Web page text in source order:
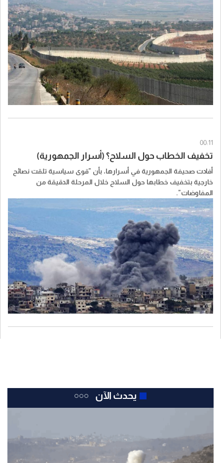
التفاوض".
00:11
تخفيف الخطاب حول السلاح؟ (أسرار الجمهورية)
أفادت صحيفة الجمهورية في أسرارها، بأن "قوى سياسية تلقت نصائح
خارجية بتخفيف خطابها حول السلاح خلال المرحلة الدقيقة من
المفاوضات".
يحدث الآن